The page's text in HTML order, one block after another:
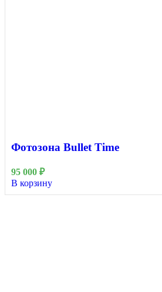
Фотозона Bullet Time
95 000 ₽
В корзину